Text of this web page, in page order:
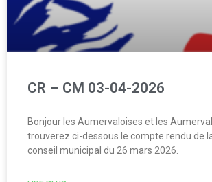
CR – CM 03-04-2026
Bonjour les Aumervaloises et les
trouverez ci-dessous le compte rendu de
conseil municipal du 26 mars 2026.